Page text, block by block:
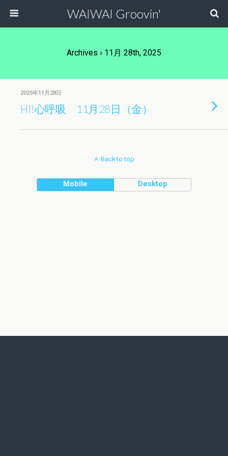
WAIWAI Groovin'
Archives › 11月 28th, 2025
2025年11月28日
HI!心呼吸 11月28日（金）
Back to top
Mobile Desktop